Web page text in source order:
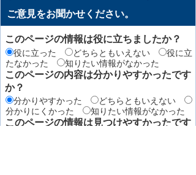
ご意見をお聞かせください。
このページの情報は役に立ちましたか？
役に立った どちらともいえない
役に立
たなかった
知りたい情報がなかった
このページの内容は分かりやすかったです
か？
分かりやすかった
どちらともいえない
分かりにくかった
知りたい情報がなかった
このページの情報は見つけやすかったです